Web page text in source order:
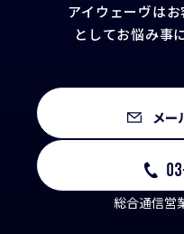
アイウェーヴは
としてお悩み事
メー
総合通信営